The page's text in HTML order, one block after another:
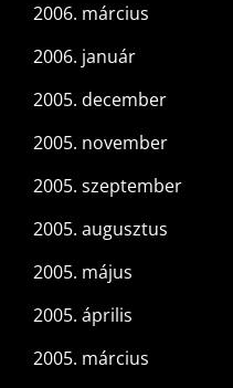
2006. március
2006. január
2005. december
2005. november
2005. szeptember
2005. augusztus
2005. május
2005. április
2005. március